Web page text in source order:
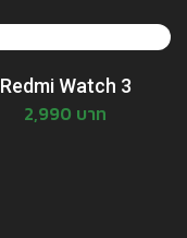
Redmi Watch 3
2,990 บาท